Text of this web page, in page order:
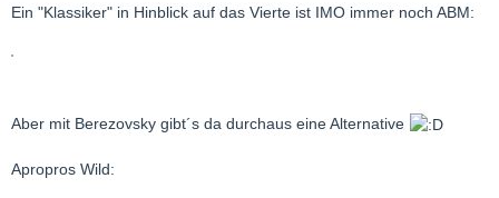
Ein "Klassiker" in Hinblick auf das Vierte ist IMO immer noch ABM:
Aber mit Berezovsky gibt´s da durchaus eine Alternative
Apropros Wild: